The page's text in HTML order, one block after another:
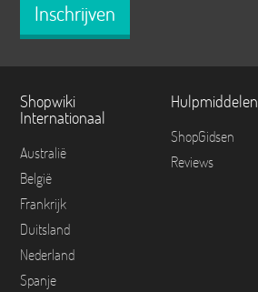
Inschrijven
Shopwiki
Internationaal
Australië
België
Frankrijk
Duitsland
Nederland
Spanje
Hulpmiddelen
ShopGidsen
Reviews